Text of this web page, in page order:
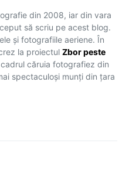
din 2008, iar din vara
să scriu pe acest blog.
și fotografiile aeriene. În
la proiectul Zbor peste
căruia fotografiez din
spectaculoși munți din țara